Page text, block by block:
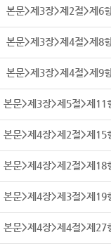
본문>제3장>제2절>제6
본문>제3장>제4절>제8
본문>제3장>제4절>제9
본문>제3장>제5절>제11
본문>제4장>제2절>제15
본문>제4장>제2절>제18
본문>제4장>제3절>제19
본문>제4장>제4절>제27